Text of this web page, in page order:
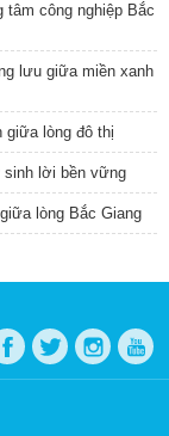
công nghiệp Bắc
lưu giữa miền xanh
giữa lòng đô thị
sinh lời bền vững
lòng Bắc Giang